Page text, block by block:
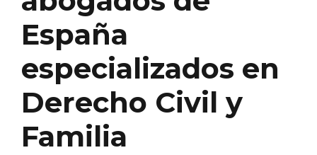
España
especializados en
Derecho Civil y
Familia